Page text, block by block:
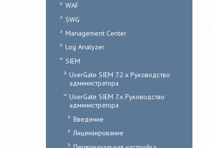
WAF
SWG
Management Center
Log Analyzer
SIEM
UserGate SIEM 7.2.x Руководство
администратора
UserGate SIEM 7.x Руководство
администратора
Введение
Лицензирование